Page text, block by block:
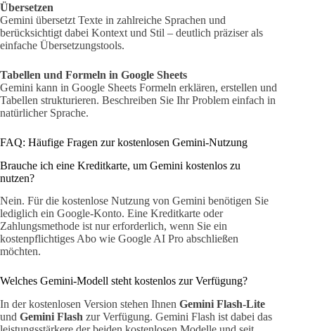
Übersetzen
Gemini übersetzt Texte in zahlreiche Sprachen und
berücksichtigt dabei Kontext und Stil – deutlich präziser als
einfache Übersetzungstools.
Tabellen und Formeln in Google Sheets
Gemini kann in Google Sheets Formeln erklären, erstellen und
Tabellen strukturieren. Beschreiben Sie Ihr Problem einfach in
natürlicher Sprache.
FAQ: Häufige Fragen zur kostenlosen Gemini-Nutzung
Brauche ich eine Kreditkarte, um Gemini kostenlos zu
nutzen?
Nein. Für die kostenlose Nutzung von Gemini benötigen Sie
lediglich ein Google-Konto. Eine Kreditkarte oder
Zahlungsmethode ist nur erforderlich, wenn Sie ein
kostenpflichtiges Abo wie Google AI Pro abschließen
möchten.
Welches Gemini-Modell steht kostenlos zur Verfügung?
In der kostenlosen Version stehen Ihnen Gemini Flash-Lite
und Gemini Flash zur Verfügung. Gemini Flash ist dabei das